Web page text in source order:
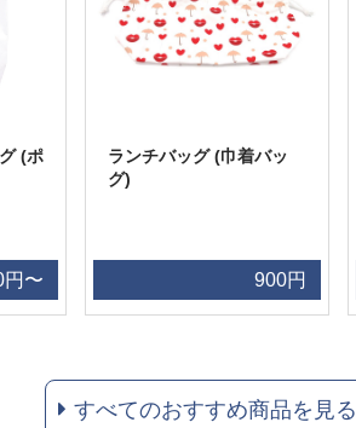
(ポ
円〜
ランチバッグ (巾着バッ
グ)
900円
すべてのおすすめ商品を見る